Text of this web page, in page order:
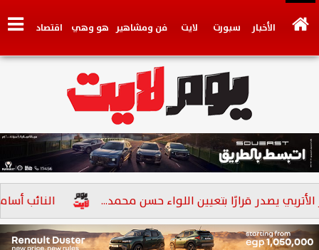
الأخبار سبورت لايت فن ومشاهير هو وهي اقتصاد
وجهات نظر فيديو سيارات
النائب أسامة أبو العز يصدر قرارًا بتعيين اللواء حسن محمد...